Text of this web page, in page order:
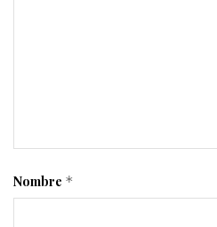
Nombre *